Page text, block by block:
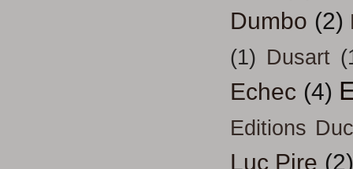
Dumbo (2)
(1) Dusart
Echec (4)
Editions
Luc Pire (2)